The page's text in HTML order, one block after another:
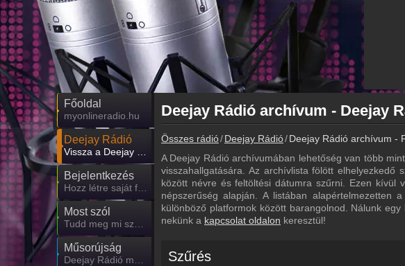
Főoldal
myonlineradio.hu
Deejay Rádió
Bejelentkezés
Most szól
Műsorújság
Összes rádió Deejay Rádió Deejay Rádió archívum -
A Deejay Rádió archívumában lehetőség van több
visszahallgatására. Az archívlista fölött elhelyezkedő
között névre és feltöltési dátumra szűrni. Ezen kívül
népszerűség alapján. A listában alapértelmezetten
különböző platformok között barangolnod. Nálunk
nekünk a kapcsolat oldalon keresztül!
Szűrés